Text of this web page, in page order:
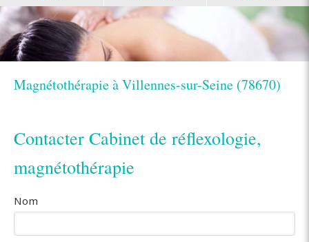
Magnétothérapie à Villennes-sur-Seine (78670)
Contacter Cabinet de réflexologie,
magnétothérapie
Nom